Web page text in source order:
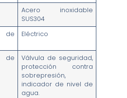
Acero inoxidable
SUS304
Eléctrico
de
Válvula de seguridad,
protección contra
sobrepresión,
indicador de nivel de
agua.